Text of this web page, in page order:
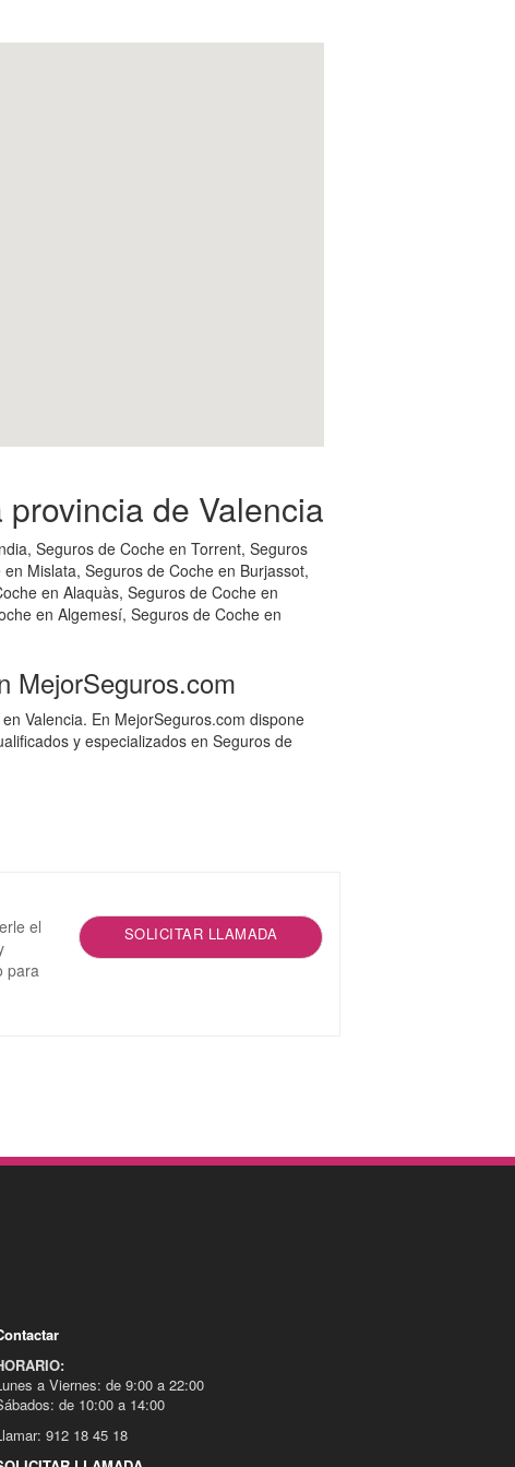
de Valencia
Seguros de Coche en Torrent, Seguros
Mislata, Seguros de Coche en Burjassot,
en Alaquàs, Seguros de Coche en
en Algemesí, Seguros de Coche en
MejorSeguros.com
Valencia. En MejorSeguros.com dispone
y especializados en Seguros de
el
para
SOLICITAR LLAMADA
a Viernes: de 9:00 a 22:00
de 10:00 a 14:00
912 18 45 18